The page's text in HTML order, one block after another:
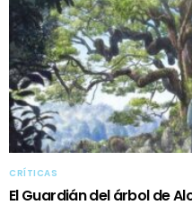
CRÍTICAS
El Guardián del árbol de